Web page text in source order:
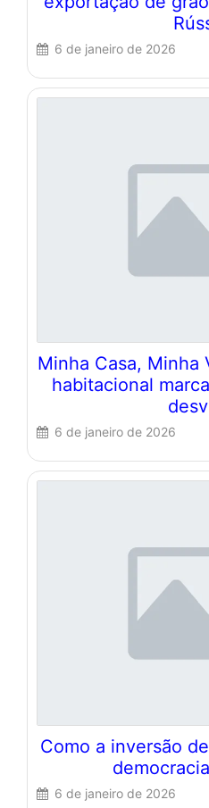
6 de janeiro de 2026
Minha Casa, Minha
habitacional
6 de janeiro de 2026
Como a inversão
6 de janeiro de 2026